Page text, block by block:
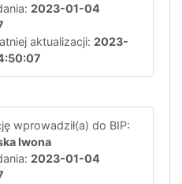
2023-01-04
aktualizacji: 2023-
wprowadził(a) do BIP:
Iwona
2023-01-04